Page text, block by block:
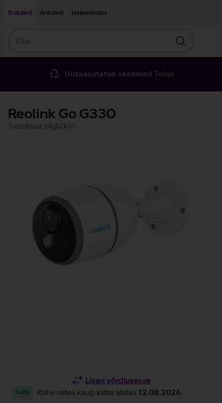
Eraklient
Äriklient Iseteenindus
Otsin
Uuskasutatud seadmed Telias
Reolink Go G330
Tootekood: b4gb2k01
Lisan võrdlusesse
Laos Kohe ostes kaup kätte alates 12.08.2026